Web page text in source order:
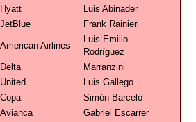
Hyatt
Luis Abinader
JetBlue Frank Rainieri
American Airlines
Luis Emilio
Rodríguez
Delta
Marranzini
United
Luis Gallego
Copa
Simón Barceló
Avianca
Gabriel Escarrer